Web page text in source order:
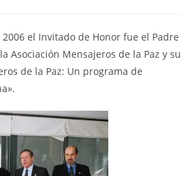
el Invitado de Honor fue el Padre
Asociación Mensajeros de la Paz y su
de la Paz: Un programa de